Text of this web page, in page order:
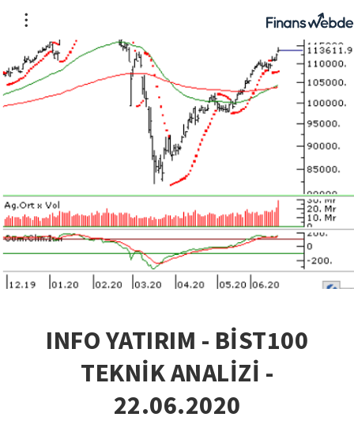
INFO YATIRIM - BİST100
TEKNİK ANALİZİ -
22.06.2020